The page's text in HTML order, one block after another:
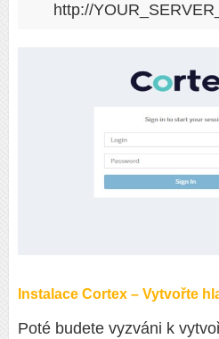
http://
Instalace Cortex – Vytvořte
Poté budete vyzváni k